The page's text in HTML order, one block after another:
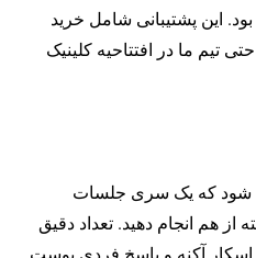
این پشتیبانی شامل خرید
تیم ما در افتتاحیه کلینیک
شود که یک سری جلسات
از هم انجام دهید. تعداد دقیق
آکنه و پاسخ فردی پوست